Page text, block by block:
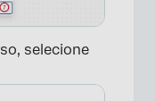
×
selecione